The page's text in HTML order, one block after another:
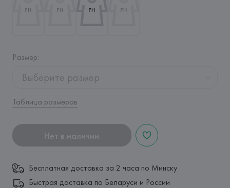
Размер:
Выберите размер
Таблица размеров
Нет в наличии
Бесплатная доставка за 2 часа по Минску
Быстрая доставка по Беларуси и России